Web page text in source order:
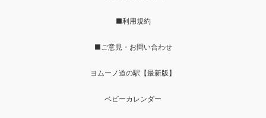
■利用規約
■ご意見・お問い合わせ
ヨムーノ道の駅【最新版】
ベビーカレンダー